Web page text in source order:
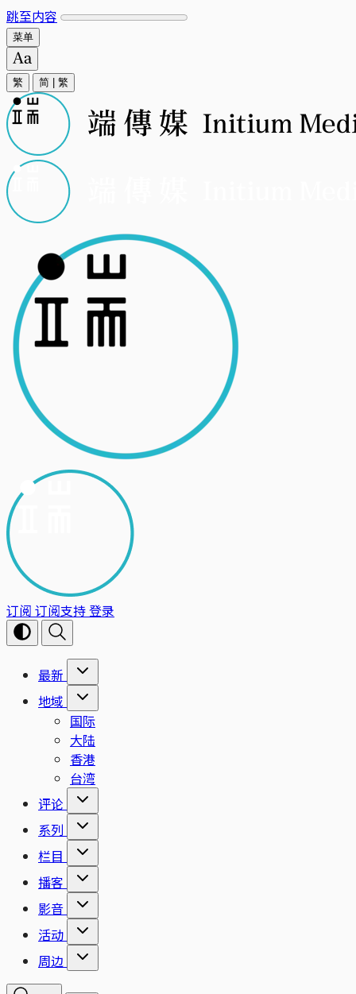
跳至内容
菜单
繁 简 繁
订阅 订阅支持登录
最新
地域
国际
大陆
香港
台湾
评论
系列
栏目
播客
影音
活动
周边